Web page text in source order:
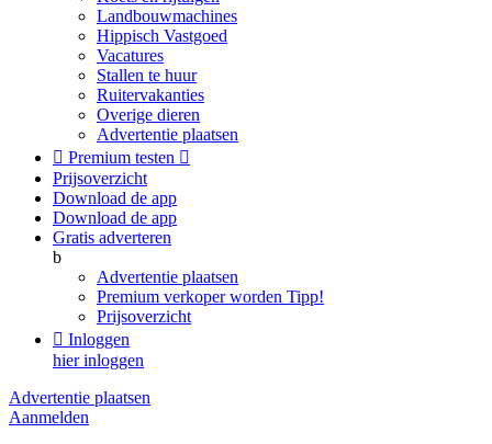
Landbouwmachines
Hippisch Vastgoed
Vacatures
Stallen te huur
Ruitervakanties
Overige dieren
Advertentie plaatsen
 Premium testen 
Prijsoverzicht
Download de app
Download de app
Gratis adverteren
b
Advertentie plaatsen
Premium verkoper worden Tipp!
Prijsoverzicht
 Inloggen
hier inloggen
Advertentie plaatsen
Aanmelden